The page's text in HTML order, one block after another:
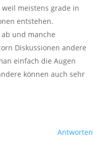
meistens grade in
entstehen.
und manche
Diskussionen andere
einfach die Augen
können auch sehr
Antworten